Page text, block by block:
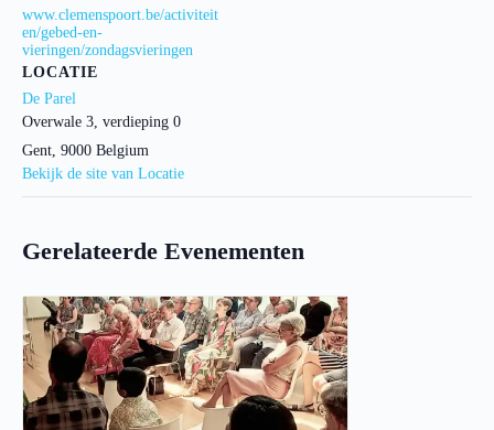
www.clemenspoort.be/activiteit
en/gebed-en-
vieringen/zondagsvieringen
LOCATIE
De Parel
Overwale 3, verdieping 0
Gent, 9000 Belgium
Bekijk de site van Locatie
Gerelateerde Evenementen